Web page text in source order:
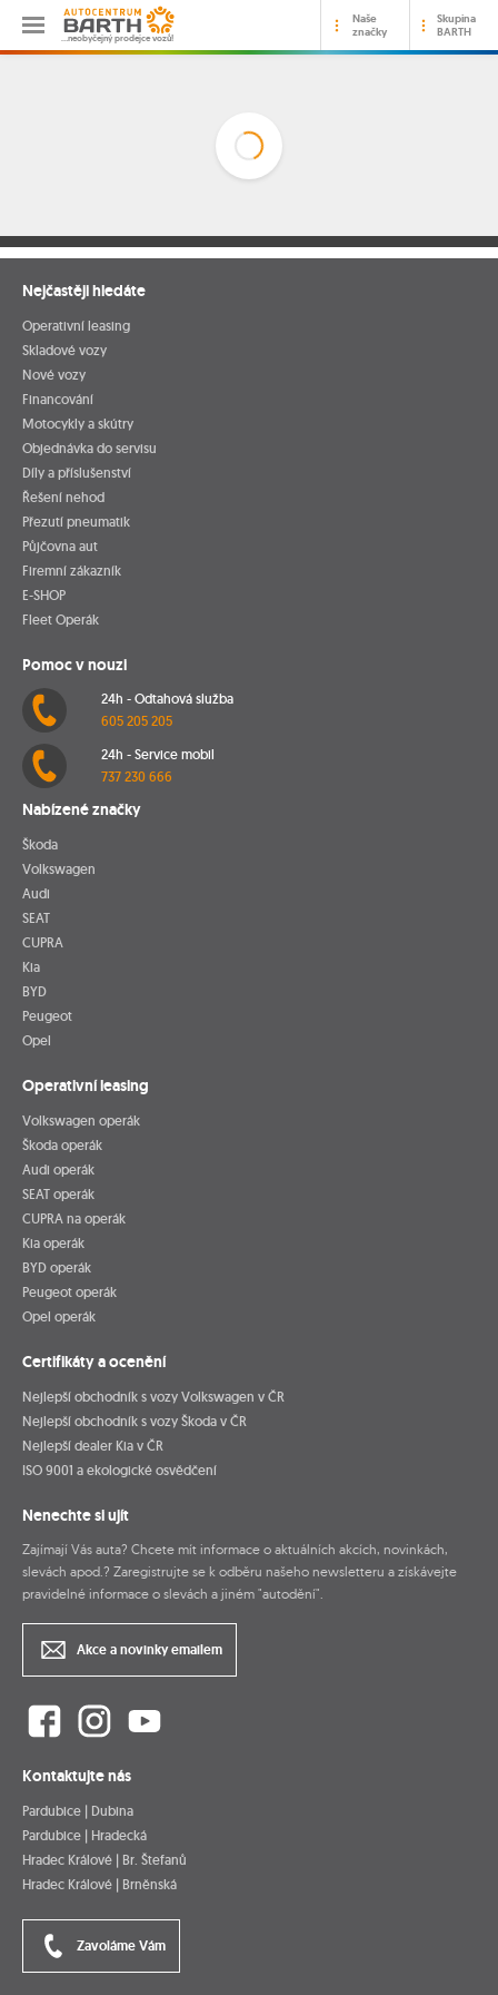
…neobyčejný prodejce vozů!
Naše
značky
Skupina
BARTH
Nejčastěji hledáte
Operativní leasing
Skladové vozy
Nové vozy
Financování
Motocykly a skútry
Objednávka do servisu
Díly a příslušenství
Řešení nehod
Přezutí pneumatik
Půjčovna aut
Firemní zákazník
E-SHOP
Fleet Operák
Pomoc v nouzi
24h - Odtahová služba
605 205 205
24h - Service mobil
737 230 666
Nabízené značky
Škoda
Volkswagen
Audi
SEAT
CUPRA
Kia
BYD
Peugeot
Opel
Operativní leasing
Volkswagen operák
Škoda operák
Audi operák
SEAT operák
CUPRA na operák
Kia operák
BYD operák
Peugeot operák
Opel operák
Certifikáty a ocenění
Nejlepší obchodník s vozy Volkswagen v ČR
Nejlepší obchodník s vozy Škoda v ČR
Nejlepší dealer Kia v ČR
ISO 9001 a ekologické osvědčení
Nenechte si ujít
Zajímají Vás auta? Chcete mít informace o aktuálních akcích, novinkách,
slevách apod.? Zaregistrujte se k odběru našeho newsletteru a získávejte
pravidelné informace o slevách a jiném "autodění".
Akce a novinky emailem
Kontaktujte nás
Pardubice | Dubina
Pardubice | Hradecká
Hradec Králové | Br. Štefanů
Hradec Králové | Brněnská
Zavoláme Vám